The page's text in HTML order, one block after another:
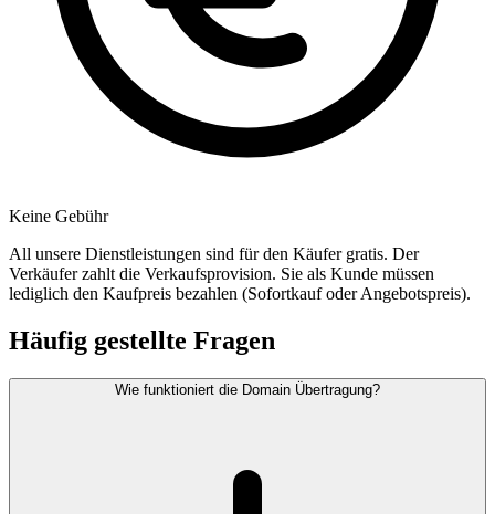
Keine Gebühr
All unsere Dienstleistungen sind für den Käufer gratis. Der
Verkäufer zahlt die Verkaufsprovision. Sie als Kunde müssen
lediglich den Kaufpreis bezahlen (Sofortkauf oder Angebotspreis).
Häufig gestellte Fragen
Wie funktioniert die Domain Übertragung?